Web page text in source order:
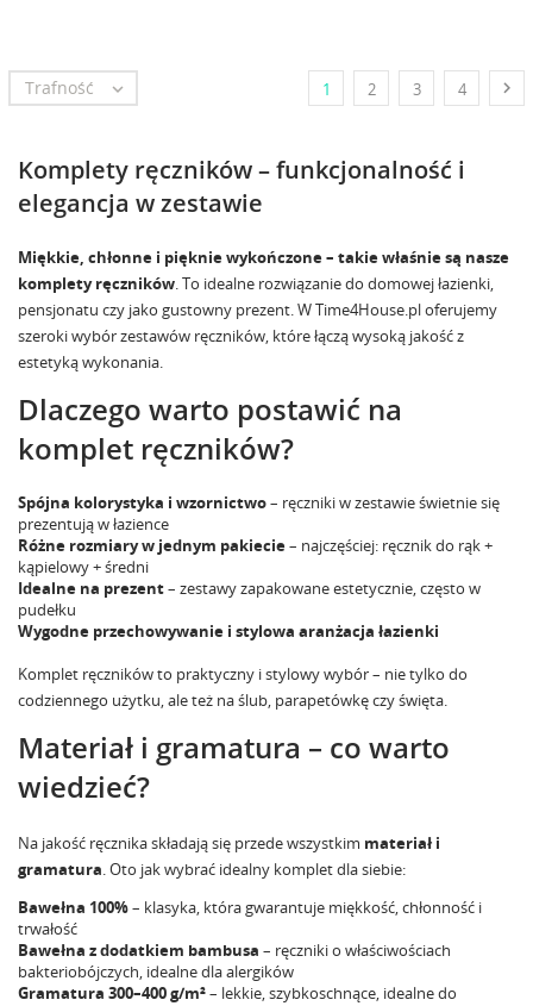
Trafność  1 2 3 4 
Komplety ręczników – funkcjonalność i
elegancja w zestawie
Miękkie, chłonne i pięknie wykończone – takie właśnie są nasze
komplety ręczników. To idealne rozwiązanie do domowej łazienki,
pensjonatu czy jako gustowny prezent. WTime4House.ploferujemy
szeroki wybór zestawów ręczników, które łączą wysoką jakość z
estetyką wykonania.
Dlaczego warto postawić na
komplet ręczników?
Spójna kolorystyka i wzornictwo– ręczniki w zestawie świetnie się
prezentują w łazience
Różne rozmiary w jednym pakiecie– najczęściej: ręcznik do rąk +
kąpielowy + średni
Idealne na prezent– zestawy zapakowane estetycznie, często w
pudełku
Wygodne przechowywanie i stylowa aranżacja łazienki
Komplet ręczników to praktyczny i stylowy wybór – nie tylko do
codziennego użytku, ale też na ślub, parapetówkę czy święta.
Materiał i gramatura – co warto
wiedzieć?
Na jakość ręcznika składają się przede wszystkim materiał i
gramatura. Oto jak wybrać idealny komplet dla siebie:
Bawełna 100%– klasyka, która gwarantuje miękkość, chłonność i
trwałość
Bawełna z dodatkiem bambusa – ręczniki o właściwościach
bakteriobójczych, idealne dla alergików
Gramatura 300–400 g/m²– lekkie, szybkoschnące, idealne do